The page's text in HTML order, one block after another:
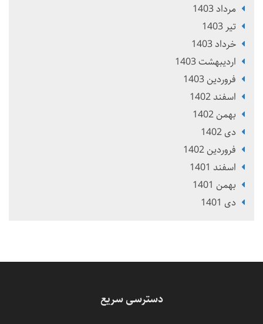
مرداد 1403
تير 1403
خرداد 1403
ارديبهشت 1403
فروردین 1403
اسفند 1402
بهمن 1402
دی 1402
فروردین 1402
اسفند 1401
بهمن 1401
دی 1401
دسترسی سریع